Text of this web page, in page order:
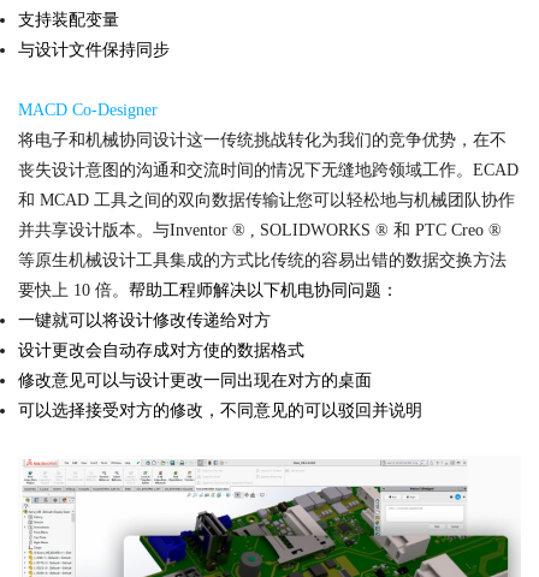
支持装配变量
与设计文件保持同步
MACD Co-Designer
将电子和机械协同设计这一传统挑战转化为我们的竞争优势，在不
丧失设计意图的沟通和交流时间的情况下无缝地跨领域工作。ECAD
和 MCAD 工具之间的双向数据传输让您可以轻松地与机械团队协作
并共享设计版本。与Inventor ® , SOLIDWORKS ® 和 PTC Creo ®
等原生机械设计工具集成的方式比传统的容易出错的数据交换方法
要快上 10 倍。 帮助工程师解决以下机电协同问题：
一键就可以将设计修改传递给对方
设计更改会自动存成对方使的数据格式
修改意见可以与设计更改一同出现在对方的桌面
可以选择接受对方的修改，不同意见的可以驳回并说明